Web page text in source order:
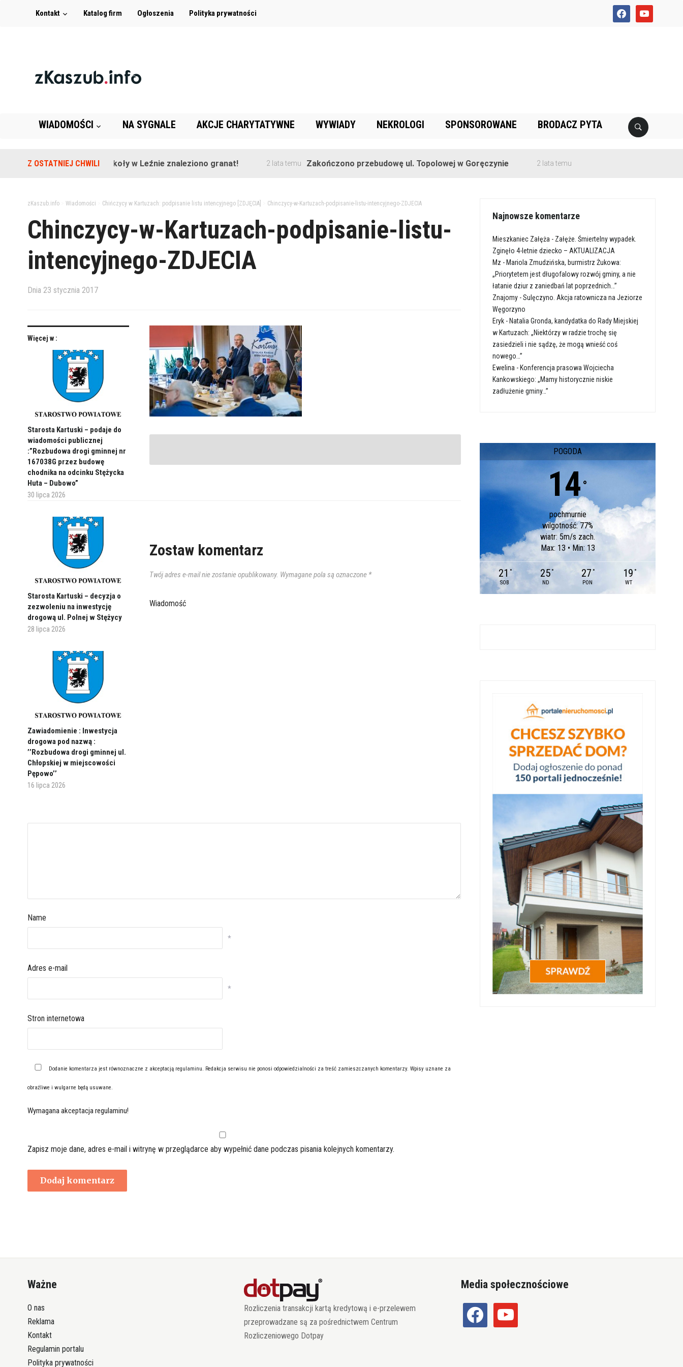
facebookyoutube
Kontakt Katalog firm Ogłoszenia Polityka prywatności
WIADOMOŚCI NA SYGNALE AKCJE CHARYTATYWNE WYWIADY NEKROLOGI SPONSOROWANE BRODACZ PYTA
Z OSTATNIEJ CHWILI
Na terenie szkoły w Leźnie znaleziono granat! 2 lata temu Zakończono przebudowę ul. Topolowej w Goręczynie 2 lata temu
zKaszub.info> Wiadomości Chińczycy w Kartuzach: podpisanie listu intencyjnego [ZDJĘCIA] Chinczycy-w-Kartuzach-podpisanie-listu-intencyjnego-ZDJECIA
Chinczycy-w-Kartuzach-podpisanie-listu-
intencyjnego-ZDJECIA
Dnia 23 stycznia 2017
Więcej w :
Starosta Kartuski – podaje do
wiadomości publicznej
:”Rozbudowa drogi gminnej nr
167038G przez budowę
chodnika na odcinku Stężycka
Huta – Dubowo”
30 lipca 2026
Starosta Kartuski – decyzja o
zezwoleniu na inwestycję
drogową ul. Polnej w Stężycy
28 lipca 2026
Zawiadomienie : Inwestycja
drogowa pod nazwą :
’’Rozbudowa drogi gminnej ul.
Chłopskiej w miejscowości
Pępowo’’
16 lipca 2026
Zostaw komentarz
Twój adres e-mail nie zostanie opublikowany. Wymagane pola są oznaczone *
Wiadomość
Name
*
Adres e-mail
*
Stron internetowa
Dodanie komentarza jest równoznaczne z akceptacją regulaminu. Redakcja serwisu nie ponosi odpowiedzialności za treść zamieszczanych komentarzy. Wpisy uznane za
obraźliwe i wulgarne będą usuwane.
Wymagana akceptacja regulaminu!
Zapisz moje dane, adres e-mail i witrynę w przeglądarce aby wypełnić dane podczas pisania kolejnych komentarzy.
Najnowsze komentarze
Mieszkaniec Załęża - Załęże. Śmiertelny wypadek.
Zginęło 4-letnie dziecko – AKTUALIZACJA
Mz - Mariola Zmudzińska, burmistrz Żukowa:
„Priorytetem jest długofalowy rozwój gminy, a nie
łatanie dziur z zaniedbań lat poprzednich…”
Znajomy -Sulęczyno. Akcja ratownicza na Jeziorze
Węgorzyno
Eryk - Natalia Gronda, kandydatka do Rady Miejskiej
w Kartuzach: „Niektórzy w radzie trochę się
zasiedzieli i nie sądzę, że mogą wnieść coś
nowego…”
Ewelina - Konferencja prasowa Wojciecha
Kankowskiego: „Mamy historycznie niskie
zadłużenie gminy…”
POGODA
14 °
pochmurnie
wilgotność: 77%
wiatr: 5m/s zach.
Max: 13 • Min: 13
21 °
SOB
25 °
ND
27 °
PON
19 °
WT
Ważne
O nas
Reklama
Kontakt
Regulamin portalu
Polityka prywatności
Rozliczenia transakcji kartą kredytową i e-przelewem
przeprowadzane są za pośrednictwem Centrum
Rozliczeniowego Dotpay
Media społecznościowe
facebook youtube